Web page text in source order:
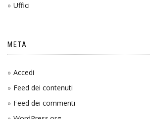
Uffici
META
Accedi
Feed dei contenuti
Feed dei commenti